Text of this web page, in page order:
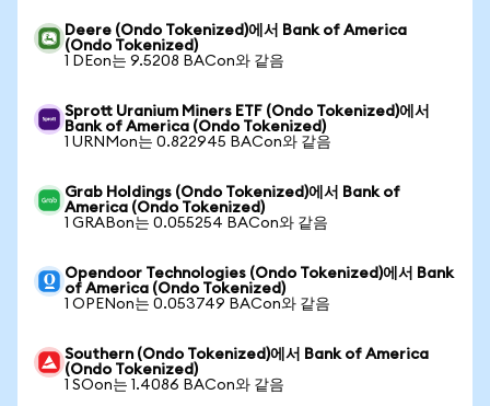
Deere (Ondo Tokenized)에서 Bank of America
(Ondo Tokenized)
1 DEon는 9.5208 BACon와 같음
Sprott Uranium Miners ETF (Ondo Tokenized)에서
Bank of America (Ondo Tokenized)
1 URNMon는 0.822945 BACon와 같음
Grab Holdings (Ondo Tokenized)에서 Bank of
America (Ondo Tokenized)
1 GRABon는 0.055254 BACon와 같음
Opendoor Technologies (Ondo Tokenized)에서 Bank
of America (Ondo Tokenized)
1 OPENon는 0.053749 BACon와 같음
Southern (Ondo Tokenized)에서 Bank of America
(Ondo Tokenized)
1 SOon는 1.4086 BACon와 같음